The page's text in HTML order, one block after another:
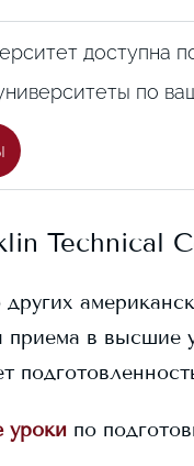
доступна
по
Technical
приема в высшие
уроки по